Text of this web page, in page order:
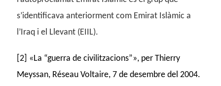
s’identificava anteriorment com Emirat Islàmic a
l’Iraq i el Llevant (EIIL).
[2] «La “guerra de civilitzacions”», per Thierry
Meyssan, Réseau Voltaire, 7 de desembre del 2004.